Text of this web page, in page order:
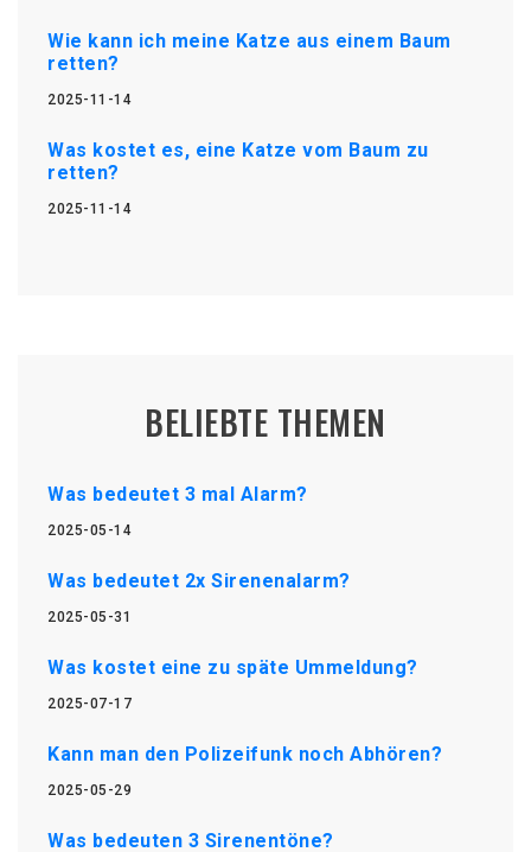
Wie kann ich meine Katze aus einem Baum
retten?
2025-11-14
Was kostet es, eine Katze vom Baum zu
retten?
2025-11-14
BELIEBTE THEMEN
Was bedeutet 3 mal Alarm?
2025-05-14
Was bedeutet 2x Sirenenalarm?
2025-05-31
Was kostet eine zu späte Ummeldung?
2025-07-17
Kann man den Polizeifunk noch Abhören?
2025-05-29
Was bedeuten 3 Sirenentöne?